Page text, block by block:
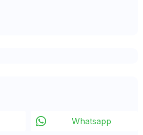
Whatsapp